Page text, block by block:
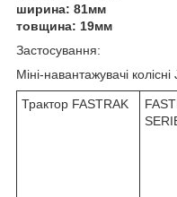
ширина: 81мм
товщина: 19мм
Застосування:
Міні-навантажувачі
Трактор FASTRAK